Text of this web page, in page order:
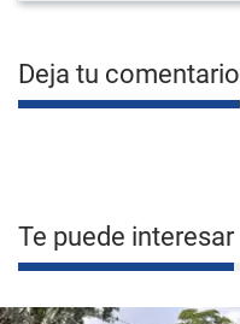
Deja tu comentario
Te puede interesar